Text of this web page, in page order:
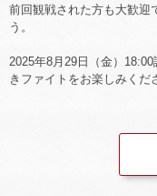
前回観戦された方も大歓迎
う。
2025年8月29日（金）
きファイトをお楽しみくだ